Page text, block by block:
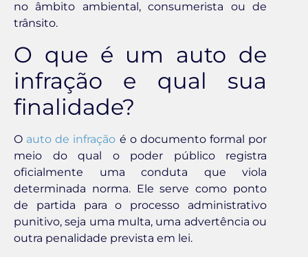
no âmbito ambiental, consumerista ou de
trânsito.
O que é um auto de
infração e qual sua
finalidade?
O auto de infração é o documento formal por
meio do qual o poder público registra
oficialmente uma conduta que viola
determinada norma. Ele serve como ponto
de partida para o processo administrativo
punitivo, seja uma multa, uma advertência ou
outra penalidade prevista em lei.